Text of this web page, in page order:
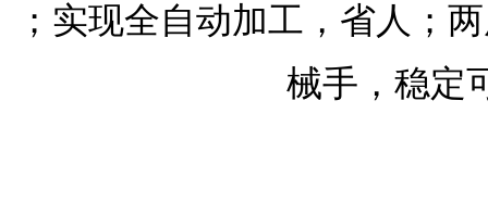
；实现全自动加工，省人；
械手，稳定